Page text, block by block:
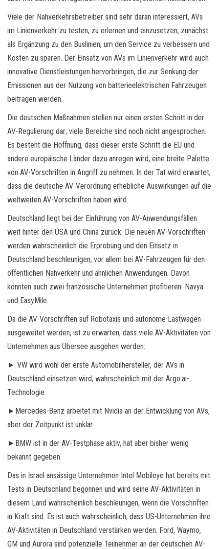
Viele der Nahverkehrsbetreiber sind sehr daran interessiert, AVs
im Linienverkehr zu testen, zu erlernen und einzusetzen, zunächst
als Ergänzung zu den Buslinien, um den Service zu verbessern und
Kosten zu sparen. Der Einsatz von AVs im Linienverkehr wird auch
innovative Dienstleistungen hervorbringen, die zur Senkung der
Emissionen aus der Nutzung von batterieelektrischen Fahrzeugen
beitragen werden.
Die deutschen Maßnahmen stellen nur einen ersten Schritt in der
AV-Regulierung dar; viele Bereiche sind noch nicht angesprochen.
Es besteht die Hoffnung, dass dieser erste Schritt die EU und
andere europäische Länder dazu anregen wird, eine breite Palette
von AV-Vorschriften in Angriff zu nehmen. In der Tat wird erwartet,
dass die deutsche AV-Verordnung erhebliche Auswirkungen auf die
weltweiten AV-Vorschriften haben wird.
Deutschland liegt bei der Einführung von AV-Anwendungsfällen
weit hinter den USA und China zurück. Die neuen AV-Vorschriften
werden wahrscheinlich die Erprobung und den Einsatz in
Deutschland beschleunigen, vor allem bei AV-Fahrzeugen für den
öffentlichen Nahverkehr und ähnlichen Anwendungen. Davon
könnten auch zwei französische Unternehmen profitieren: Navya
und EasyMile.
Da die AV-Vorschriften auf Robotaxis und autonome Lastwagen
ausgeweitet werden, ist zu erwarten, dass viele AV-Aktivitäten von
Unternehmen aus Übersee ausgehen werden:
► VW wird wohl der erste Automobilhersteller, der AVs in
Deutschland einsetzen wird, wahrscheinlich mit der Argo.ai-
Technologie.
►Mercedes-Benz arbeitet mit Nvidia an der Entwicklung von AVs,
aber der Zeitpunkt ist unklar.
►BMW ist in der AV-Testphase aktiv, hat aber bisher wenig
bekannt gegeben.
Das in Israel ansässige Unternehmen Intel Mobileye hat bereits mit
Tests in Deutschland begonnen und wird seine AV-Aktivitäten in
diesem Land wahrscheinlich beschleunigen, wenn die Vorschriften
in Kraft sind. Es ist auch wahrscheinlich, dass US-Unternehmen ihre
AV-Aktivitäten in Deutschland verstärken werden. Ford, Waymo,
GM und Aurora sind potenzielle Teilnehmer an der deutschen AV-